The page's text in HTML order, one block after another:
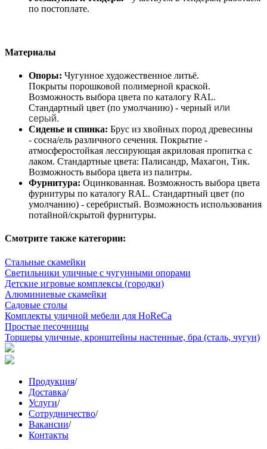
по постоплате.
Материалы
Опоры: Чугунное художественное литьё.
Покрыты порошковой полимерной краской.
Возможность выбора цвета по каталогу RAL.
Стандартный цвет (по умолчанию) - черный или
серый.
Сиденье и спинка: Брус из хвойных пород древесины
- сосна/ель различного сечения. Покрытие -
атмосферостойкая лессирующая акриловая пропитка с
лаком. Стандартные цвета: Палисандр, Махагон, Тик.
Возможность выбора цвета из палитры.
Фурнитура: Оцинкованная. Возможность выбора цвета
фурнитуры по каталогу RAL. Стандартный цвет (по
умолчанию) - серебристый. Возможность использования
потайной/скрытой фурнитуры.
Смотрите также категории:
Стальные скамейки
Светильники уличные с чугунными опорами
Детские игровые комплексы (городки)
Алюминиевые скамейки
Садовые столы
Комплекты уличной мебели для HoReCa
Простые песочницы
Торшеры уличные, кронштейны настенные, бра (сталь, чугун)
Продукция/
Доставка/
Услуги/
Сотрудничество/
Вакансии/
Контакты